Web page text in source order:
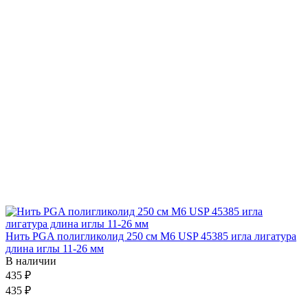
Нить PGA полигликолид 250 см М6 USP 45385 игла лигатура
длина иглы 11-26 мм
В наличии
435 ₽
435 ₽